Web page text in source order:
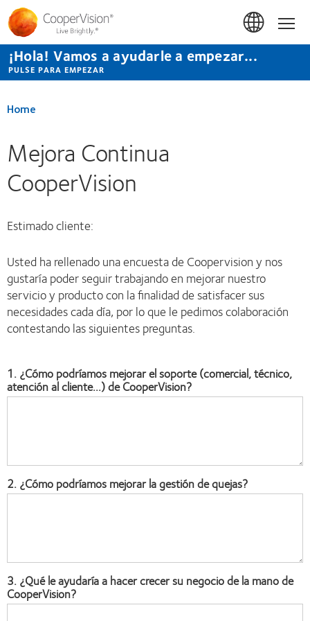
Pasar
contenido
principal
¡Hola! Vamos a ayudarle a empezar...
PULSE PARA EMPEZAR
Home
Mejora Continua
CooperVision
Estimado cliente:
Usted ha rellenado una encuesta de Coopervision y nos
gustaría poder seguir trabajando en mejorar nuestro
servicio y producto con la finalidad de satisfacer sus
necesidades cada día, por lo que le pedimos colaboración
contestando las siguientes preguntas.
1. ¿Cómo podríamos mejorar el soporte (comercial, técnico,
atención al cliente...) de CooperVision?
2. ¿Cómo podríamos mejorar la gestión de quejas?
3. ¿Qué le ayudaría a hacer crecer su negocio de la mano de
CooperVision?